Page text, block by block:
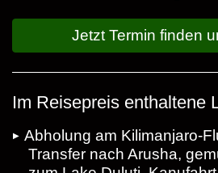
Jetzt Termin finden
Im Reisepreis enthaltene
Abholung am Kilimanjaro-
Transfer nach Arusha,